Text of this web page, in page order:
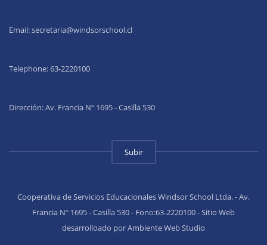
Email:secretaria@windsorschool.cl
Telephone: 63-2220100
Dirección: Av. Francia Nº 1695 - Casilla 530
Subir
Cooperativa de Servicios Educacionales Windsor School Ltda. - Av.
Francia Nº 1695 - Casilla 530 - Fono:63-2220100 - Sitio Web
desarrolloado por Ambiente Web Studio